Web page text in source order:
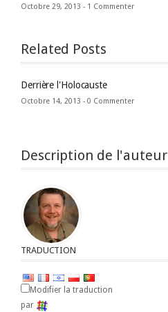
Octobre 29, 2013 - 1 Commenter
Related Posts
Derrière l'Holocauste
Octobre 14, 2013 - 0 Commenter
Description de l'auteur
TRADUCTION
Modifier la traduction
par